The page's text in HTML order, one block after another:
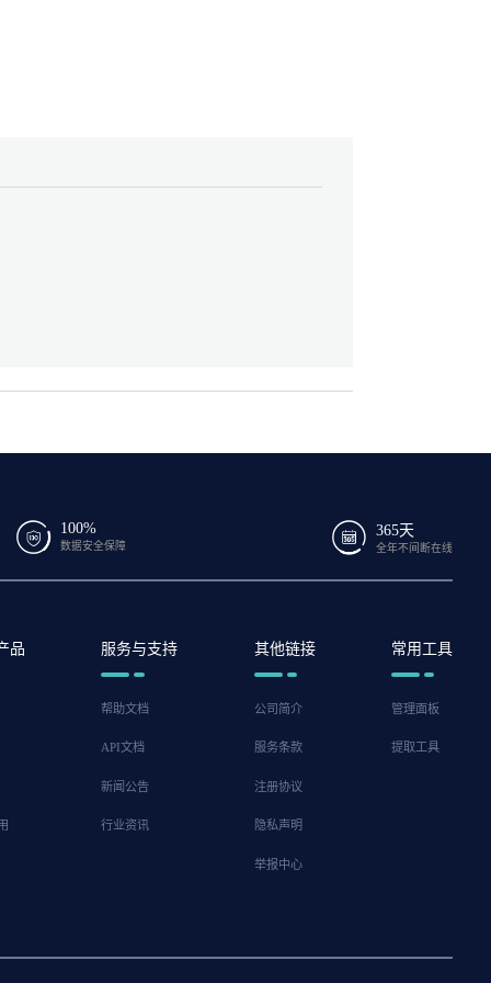
100%
数据安全保障
365天
全年不间断在线
品 服务与支持
帮助文档
API文档
新闻公告
行业资讯
其他链接
公司简介
服务条款
注册协议
隐私声明
举报中心
常用工具
管理面板
提取工具